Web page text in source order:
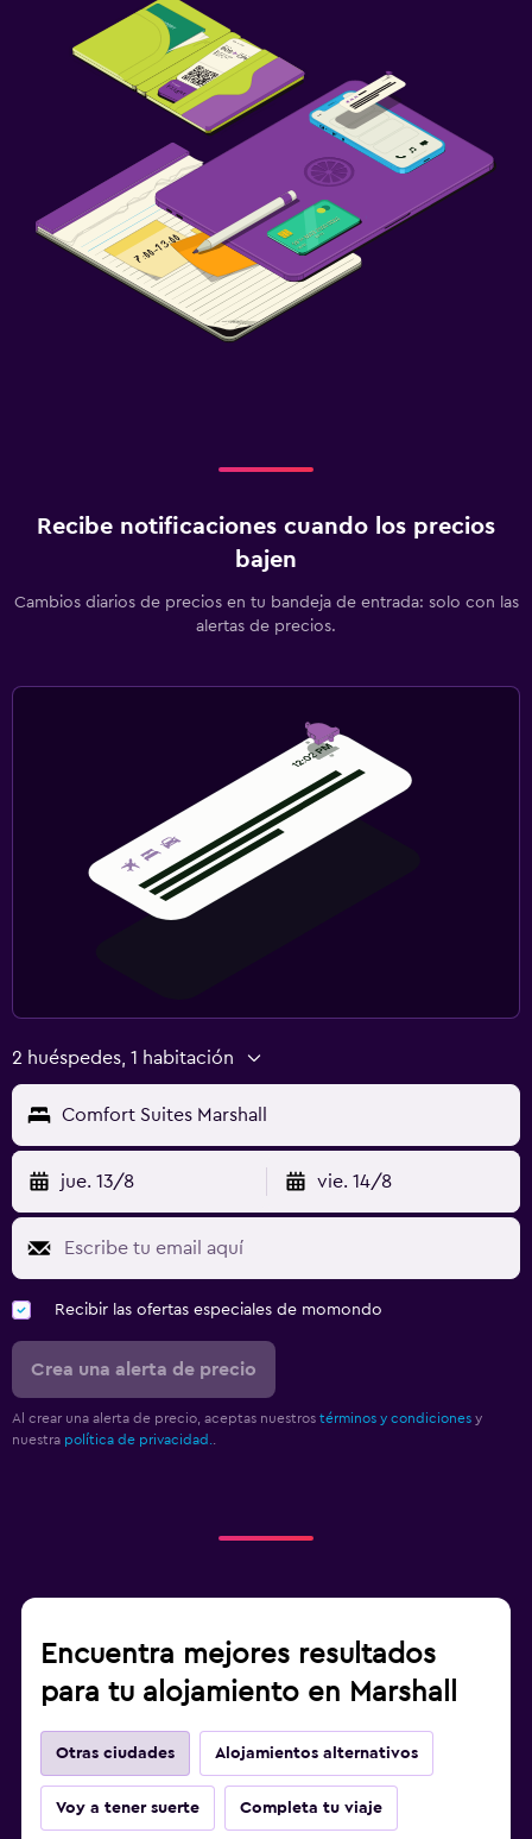
Recibe notificaciones cuando los precios
bajen
Cambios diarios de precios en tu bandeja de entrada: solo con las
alertas de precios.
2 huéspedes, 1 habitación
Comfort Suites Marshall
jue. 13/8 vie. 14/8
Recibir las ofertas especiales de momondo
Crea una alerta de precio
Al crear una alerta de precio, aceptas nuestros términos y condiciones y
nuestra política de privacidad.
Encuentra mejores resultados
para tu alojamiento en Marshall
Otras ciudades Alojamientos alternativos
Voy a tener suerte Completa tu viaje